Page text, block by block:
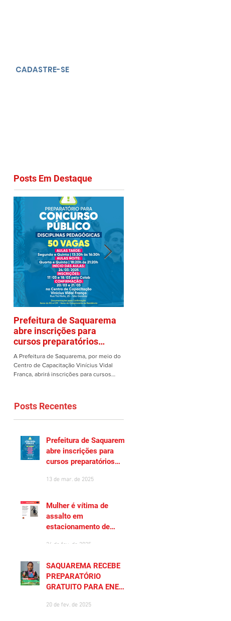
CADASTRE-SE
Posts Em Destaque
Prefeitura de Saquarema
abre inscrições para
cursos preparatórios
gratuitos
A Prefeitura de Saquarema, por meio do
Centro de Capacitação Vinícius Vidal
França, abrirá inscrições para cursos
Posts Recentes
Prefeitura de Saquarema
abre inscrições para
cursos preparatórios
13 de mar. de 2025
Mulher é vítima de
assalto em
estacionamento de
26 de fev. de 2025
SAQUAREMA RECEBE
PREPARATÓRIO
GRATUITO PARA ENEM
20 de fev. de 2025